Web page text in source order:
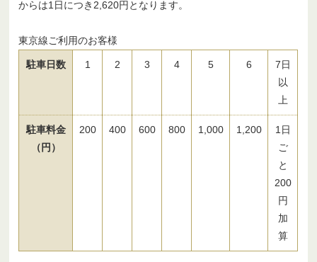
からは1日につき2,620円となります。
東京線ご利用のお客様
駐車日数 1 2 3 4 5 6
7日
以
上
駐車料金
（円）
200 400 600 800 1,000 1,200
1日
ご
と
200
円
加
算